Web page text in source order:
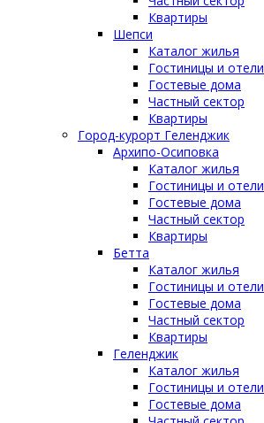
Квартиры
Шепси
Каталог жилья
Гостиницы и отели
Гостевые дома
Частный сектор
Квартиры
Город-курорт Геленджик
Архипо-Осиповка
Каталог жилья
Гостиницы и отели
Гостевые дома
Частный сектор
Квартиры
Бетта
Каталог жилья
Гостиницы и отели
Гостевые дома
Частный сектор
Квартиры
Геленджик
Каталог жилья
Гостиницы и отели
Гостевые дома